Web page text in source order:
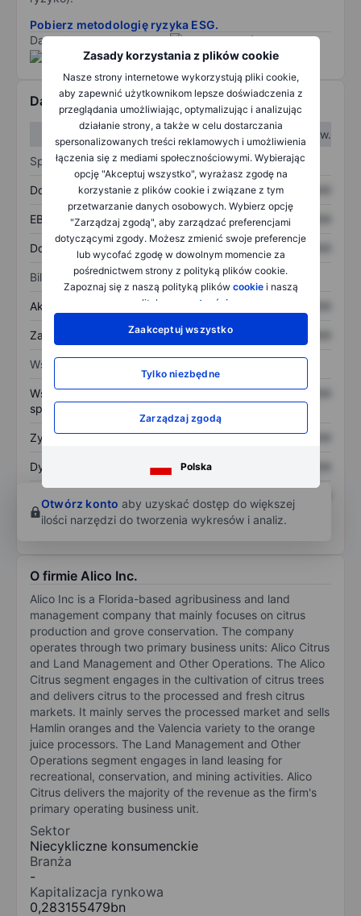
Zasady korzystania z plików cookie
Nasze strony internetowe wykorzystują pliki cookie,
aby zapewnić użytkownikom lepsze doświadczenia z
przeglądania umożliwiając, optymalizując i analizując
działanie strony, a także w celu dostarczania
spersonalizowanych treści reklamowych i umożliwienia
łączenia się z mediami społecznościowymi. Wybierając
opcję "Akceptuj wszystko", wyrażasz zgodę na
korzystanie z plików cookie i związane z tym
przetwarzanie danych osobowych. Wybierz opcję
"Zarządzaj zgodą", aby zarządzać preferencjami
dotyczącymi zgody. Możesz zmienić swoje preferencje
lub wycofać zgodę w dowolnym momencie za
pośrednictwem strony z polityką plików cookie.
Zapoznaj się z naszą polityką plików cookiei naszą
polityką
prywatności
Zaakceptuj wszystko
Tylko niezbędne
Zarządzaj zgodą
Polska
Pobierz metodologię ryzyka ESG.
Dane dostarczone przez
/
Dane finansowe
W II kw.
Sprawozdanie z zysków
Dochód XXXXXXX XXXXXXX
EBITDA XXXXXXX XXXXXXX
Dochód netto XXXXXXX XXXXXXX
Bilans
Aktywa ogółem
Zadłużenie ogółem XXXXXXX
Wskaźniki
Współczynnik cena do
sprzedaży
XXXXXXX XXXXXXX
Zysk na akcję XXXXXXX XXXXXXX
Dywidenda na akcję XXXXXXX
własnego
Otwórz konto aby uzyskać dostęp do większej
ilości narzędzi do tworzenia wykresów i analiz.
O firmie Alico Inc.
Alico Inc is a Florida-based agribusiness and land
management company that mainly focuses on citrus
production and grove conservation. The company
operates through two primary business units: Alico Citrus
and Land Management and Other Operations. The Alico
Citrus segment engages in the cultivation of citrus trees
and delivers citrus to the processed and fresh citrus
markets. It mainly serves the processed market and sells
Hamlin oranges and the Valencia variety to the orange
juice processors. The Land Management and Other
Operations segment engages in land leasing for
recreational, conservation, and mining activities. Alico
Citrus delivers the majority of the revenue as the firm's
primary operating business unit.
Sektor
Niecykliczne konsumenckie
Branża
-
Kapitalizacja rynkowa
0,283155479bn